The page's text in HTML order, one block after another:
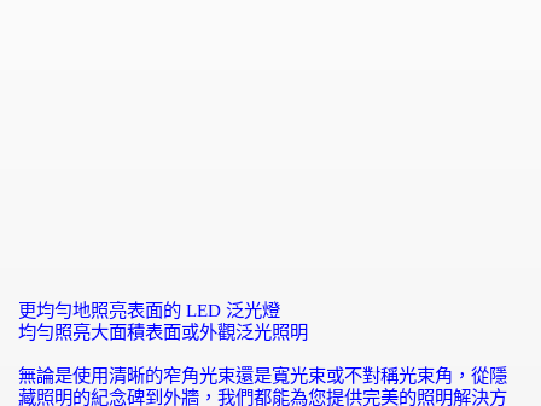
更均勻地照亮表面的 LED 泛光燈
均勻照亮大面積表面或外觀泛光照明
無論是使用清晰的窄角光束還是寬光束或不對稱光束角，從隱
藏照明的紀念碑到外牆，我們都能為您提供完美的照明解決方